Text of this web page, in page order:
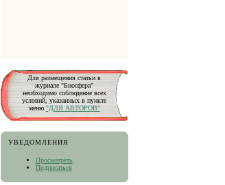
Для размещения статьи в
журнале "Биосфера"
необходимо соблюдение всех
условий, указанных в пункте
меню "ДЛЯ АВТОРОВ"
УВЕДОМЛЕНИЯ
Просмотреть
Подписаться